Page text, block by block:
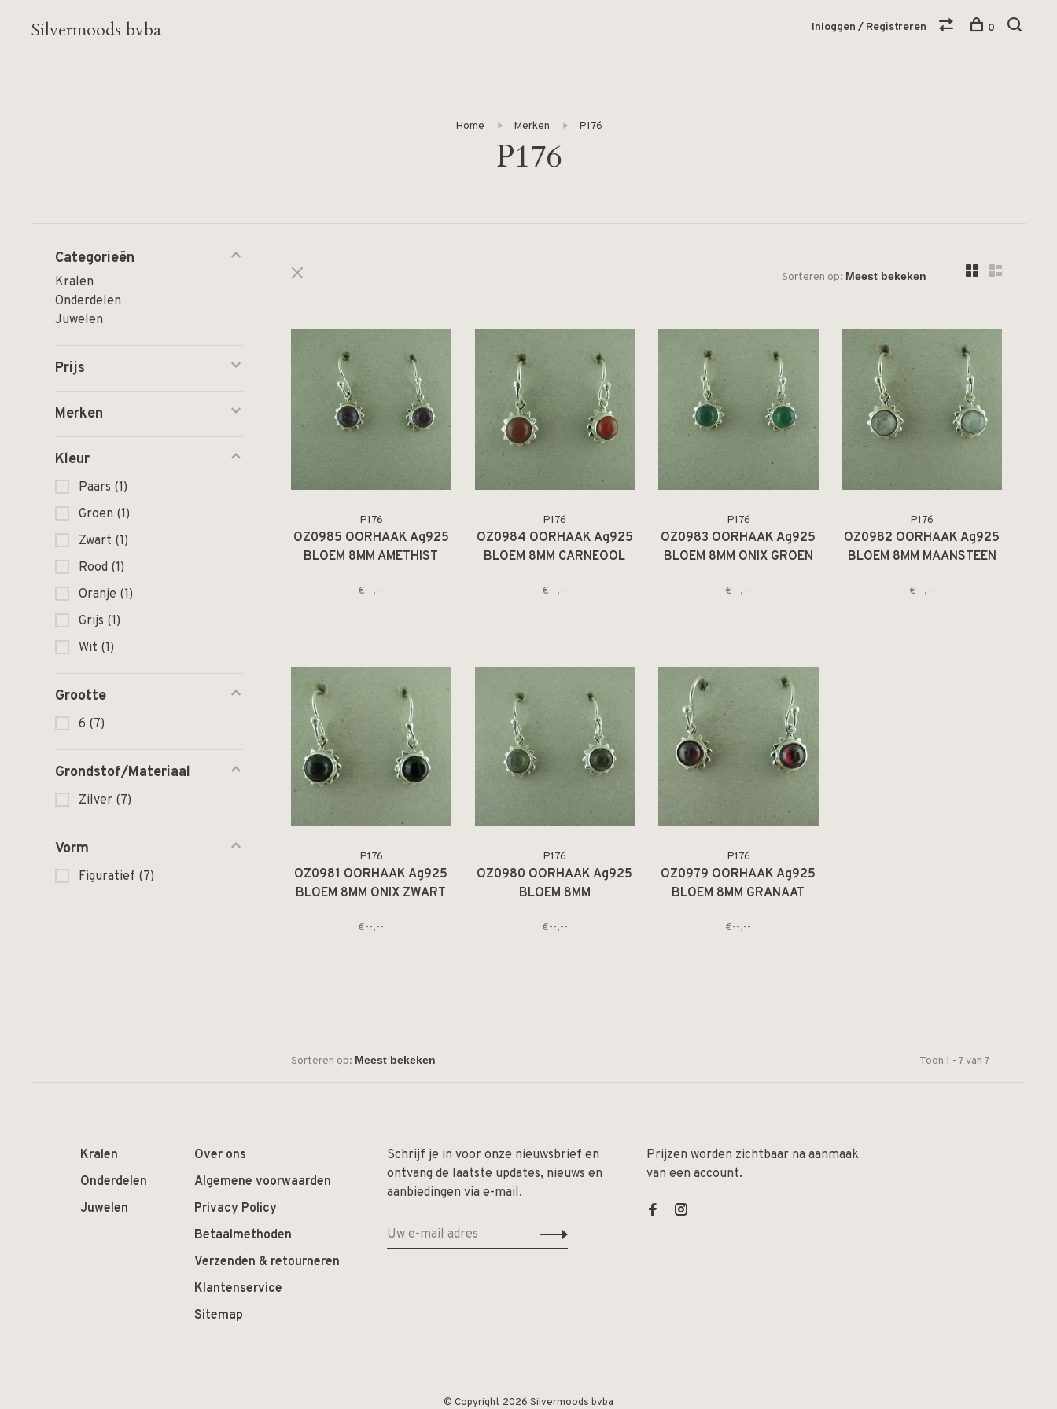
Silvermoods bvba Inloggen / Registreren 0
Home Merken P176
P176
Categorieën
Kralen
Onderdelen
Juwelen
Prijs
Merken
Kleur
Paars (1)
Groen (1)
Zwart (1)
Rood (1)
Oranje (1)
Grijs (1)
Wit (1)
Grootte
6 (7)
Grondstof/Materiaal
Zilver (7)
Vorm
Figuratief (7)
Sorteren op:
P176
OZ0985 OORHAAK Ag925
BLOEM 8MM AMETHIST
€--,--
P176
OZ0984 OORHAAK Ag925
BLOEM 8MM CARNEOOL
€--,--
P176
OZ0983 OORHAAK Ag925
BLOEM 8MM ONIX GROEN
€--,--
P176
OZ0982 OORHAAK Ag925
BLOEM 8MM MAANSTEEN
€--,--
P176
OZ0981 OORHAAK Ag925
BLOEM 8MM ONIX ZWART
€--,--
P176
OZ0980 OORHAAK Ag925
BLOEM 8MM
€--,--
P176
OZ0979 OORHAAK Ag925
BLOEM 8MM GRANAAT
€--,--
Sorteren op: Toon 1 - 7 van 7
Kralen
Onderdelen
Juwelen
Over ons
Algemene voorwaarden
Privacy Policy
Betaalmethoden
Verzenden & retourneren
Klantenservice
Sitemap
Schrijf je in voor onze nieuwsbrief en
ontvang de laatste updates, nieuws en
aanbiedingen via e-mail.
Prijzen worden zichtbaar na aanmaak
van een account.
© Copyright 2026 Silvermoods bvba